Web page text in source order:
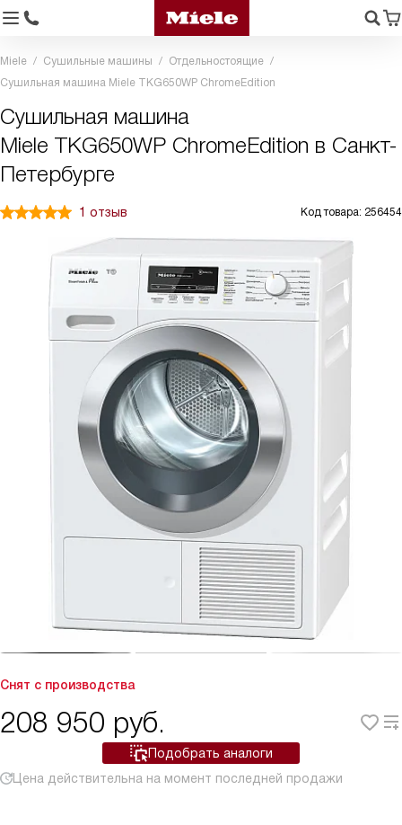
Miele Сушильные машины
Отдельностоящие
Сушильная машина Miele TKG650WP ChromeEdition
Сушильная машина
Miele TKG650WP ChromeEdition в Санкт-
Петербурге
1 отзыв Код товара: 256454
Снят с производства
208 950 руб.
Подобрать аналоги
Цена действительна на момент последней продажи